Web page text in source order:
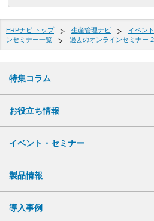
ERPナビ トップ 生産管理ナビ イベン
ンセミナー一覧
過去のオンラインセミナー
特集コラム
お役立ち情報
イベント・セミナー
製品情報
導入事例